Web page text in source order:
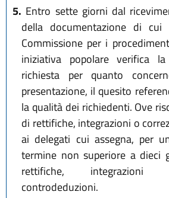
5. Entro sette giorni dal
della documentazione di
Commissione per i
iniziativa popolare verifica
richiesta per quanto
presentazione, il quesito
la qualità dei richiedenti. Ove
di rettifiche, integrazioni o
ai delegati cui assegna, per
termine non superiore a dieci
rettifiche, integrazioni
controdeduzioni.